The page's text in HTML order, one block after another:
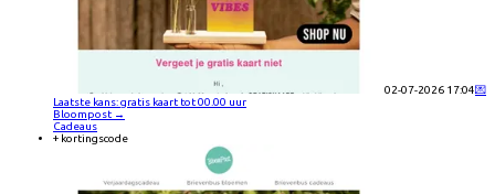
02-07-2026 17:04💌
Laatste kans: gratis kaart tot 00.00 uur
Bloompost →
Cadeaus
+ kortingscode